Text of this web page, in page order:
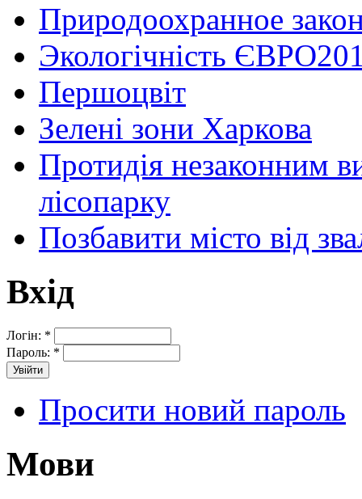
Природоохранное
Экологічність
Першоцвіт
Зелені зони Харкова
Протидія незаконним
лісопарку
Позбавити місто від
Вхід
Логін: *
Пароль: *
Просити новий пароль
Мови